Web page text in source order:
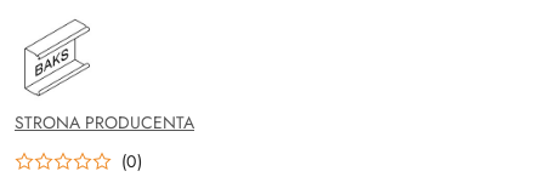
NAZWA
PRODUCENTA:
BAKS
STRONA PRODUCENTA
(0)